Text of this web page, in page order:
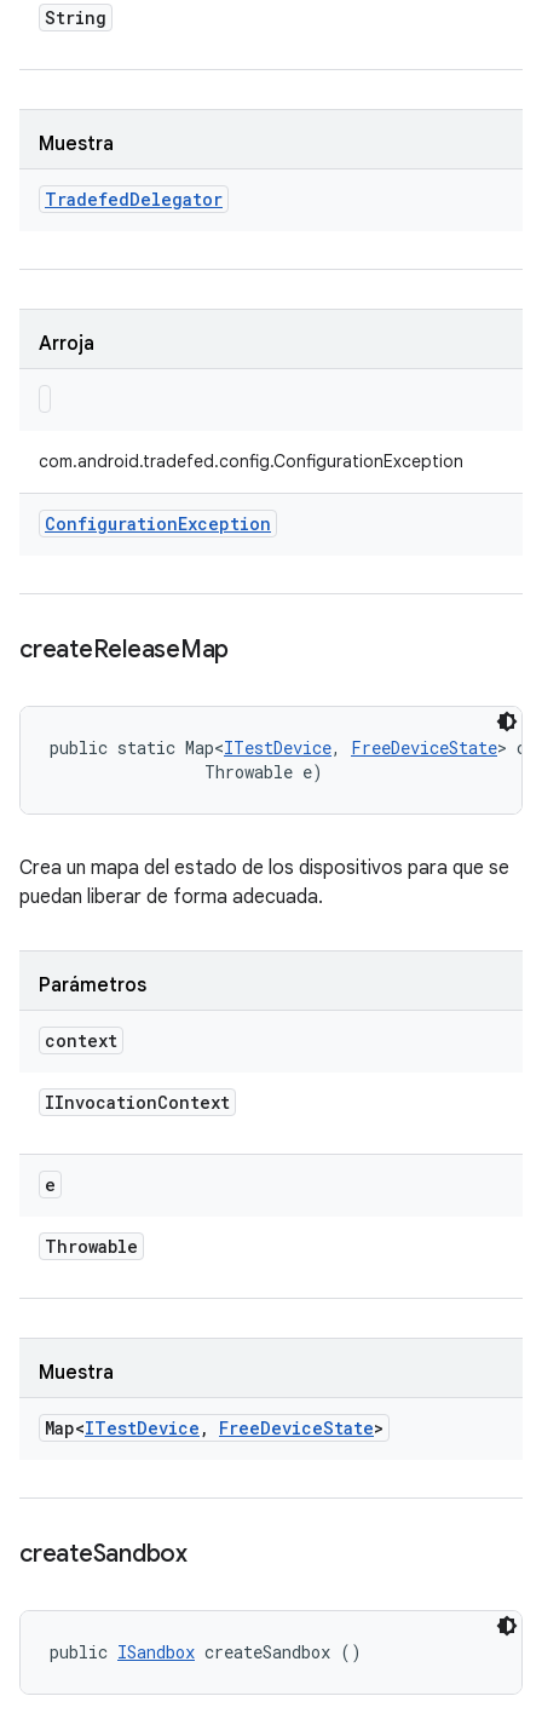
String
Muestra
TradefedDelegator
Arroja
com.android.tradefed.config.ConfigurationException
ConfigurationException
createReleaseMap
public static Map<ITestDevice, FreeDeviceState>
                Throwable e)
Crea un mapa del estado de los dispositivos para que se
puedan liberar de forma adecuada.
Parámetros
context
IInvocationContext
e
Throwable
Muestra
Map<ITestDevice , FreeDeviceState>
createSandbox
public ISandbox createSandbox ()